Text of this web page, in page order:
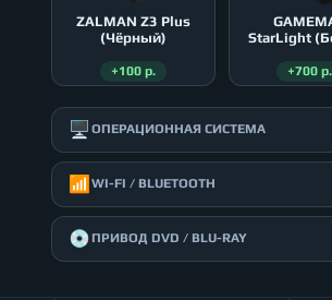
ZALMAN Z3 Plus
(Чёрный)
+100 р.
StarLight
+700 р.
🖥️ ОПЕРАЦИОННАЯ СИСТЕМА
📶 WI-FI / BLUETOOTH
💿 ПРИВОД DVD / BLU-RAY